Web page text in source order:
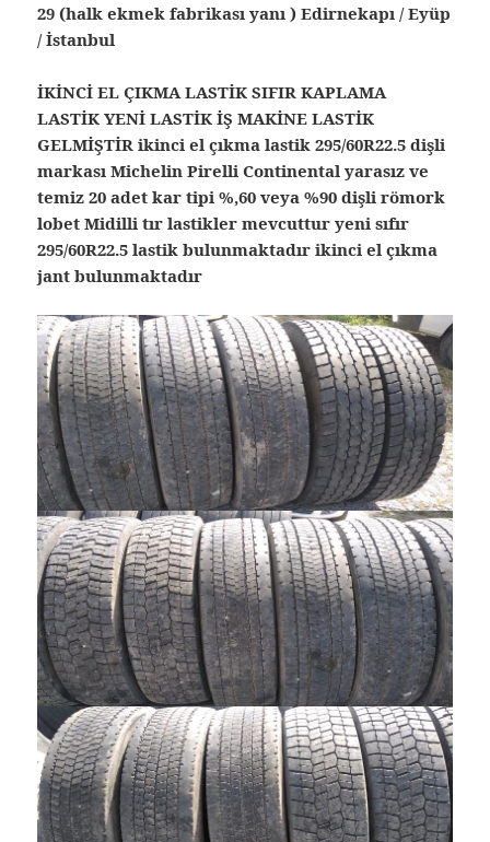
29 (halk ekmek fabrikası yanı ) Edirnekapı / Eyüp
/ İstanbul
İKİNCİ EL ÇIKMA LASTİK SIFIR KAPLAMA
LASTİK YENİ LASTİK İŞ MAKİNE LASTİK
GELMİŞTİR ikinci el çıkma lastik 295/60R22.5 dişli
markası Michelin Pirelli Continental yarasız ve
temiz 20 adet kar tipi %,60 veya %90 dişli römork
lobet Midilli tır lastikler mevcuttur yeni sıfır
295/60R22.5 lastik bulunmaktadır ikinci el çıkma
jant bulunmaktadır